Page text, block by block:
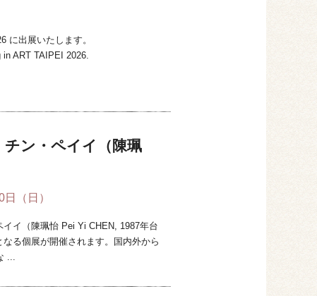
に出展いたします。
ART TAIPEI 2026.
ン・ペイイ（陳珮
（日）
イ（陳珮怡 Pei Yi CHEN, 1987年台
る個展が開催されます。国内外から
...